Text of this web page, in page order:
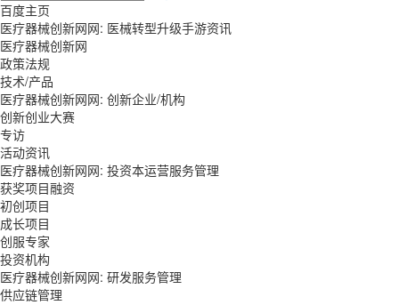
百度主页
医疗器械创新网网: 医械转型升级手游资讯
医疗器械创新网
政策法规
技术/产品
医疗器械创新网网: 创新企业/机构
创新创业大赛
专访
活动资讯
医疗器械创新网网: 投资本运营服务管理
获奖项目融资
初创项目
成长项目
创服专家
投资机构
医疗器械创新网网: 研发服务管理
供应链管理